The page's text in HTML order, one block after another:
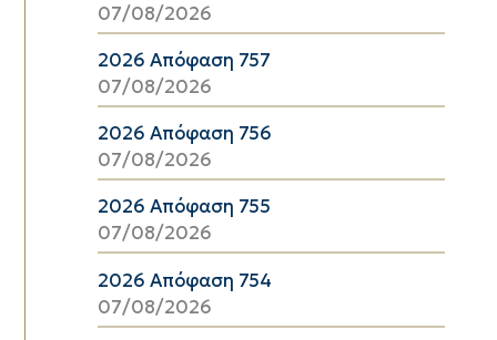
07/08/2026
2026 Απόφαση 757
07/08/2026
2026 Απόφαση 756
07/08/2026
2026 Απόφαση 755
07/08/2026
2026 Απόφαση 754
07/08/2026